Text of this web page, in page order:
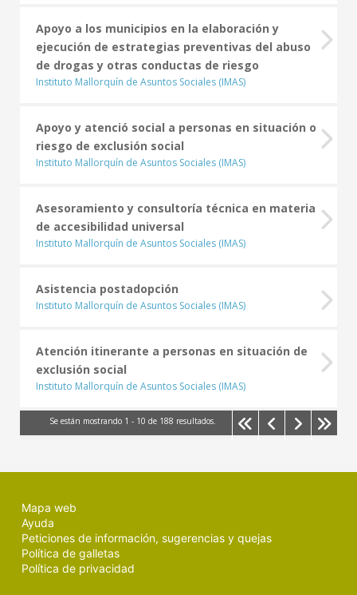
Apoyo a los municipios en la elaboración y
ejecución de estrategias preventivas del abuso
de drogas y otras conductas de riesgo
Instituto Mallorquín de Asuntos Sociales (IMAS)
Apoyo y atenció social a personas en situación o
riesgo de exclusión social
Instituto Mallorquín de Asuntos Sociales (IMAS)
Asesoramiento y consultoría técnica en materia
de accesibilidad universal
Instituto Mallorquín de Asuntos Sociales (IMAS)
Asistencia postadopción
Instituto Mallorquín de Asuntos Sociales (IMAS)
Atención itinerante a personas en situación de
exclusión social
Instituto Mallorquín de Asuntos Sociales (IMAS)
Se están mostrando 1 - 10 de 188 resultados.
Mapa web
Ayuda
Peticiones de información, sugerencias y quejas
Política de galletas
Política de privacidad